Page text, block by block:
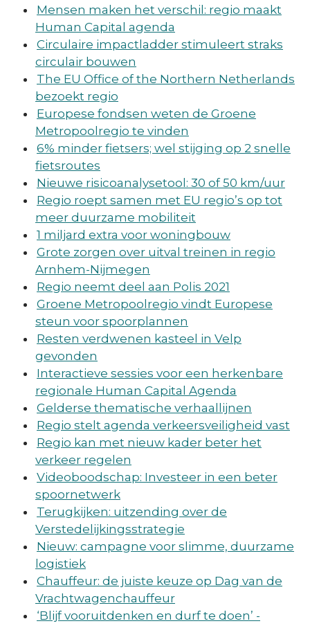
Mensen maken het verschil: regio maakt
Human Capital agenda
Circulaire impactladder stimuleert straks
circulair bouwen
The EU Office of the Northern Netherlands
bezoekt regio
Europese fondsen weten de Groene
Metropoolregio te vinden
6% minder fietsers; wel stijging op 2 snelle
fietsroutes
Nieuwe risicoanalysetool: 30 of 50 km/uur
Regio roept samen met EU regio’s op tot
meer duurzame mobiliteit
1 miljard extra voor woningbouw
Grote zorgen over uitval treinen in regio
Arnhem-Nijmegen
Regio neemt deel aan Polis 2021
Groene Metropoolregio vindt Europese
steun voor spoorplannen
Resten verdwenen kasteel in Velp
gevonden
Interactieve sessies voor een herkenbare
regionale Human Capital Agenda
Gelderse thematische verhaallijnen
Regio stelt agenda verkeersveiligheid vast
Regio kan met nieuw kader beter het
verkeer regelen
Videoboodschap: Investeer in een beter
spoornetwerk
Terugkijken: uitzending over de
Verstedelijkingsstrategie
Nieuw: campagne voor slimme, duurzame
logistiek
Chauffeur: de juiste keuze op Dag van de
Vrachtwagenchauffeur
‘Blijf vooruitdenken en durf te doen’ -